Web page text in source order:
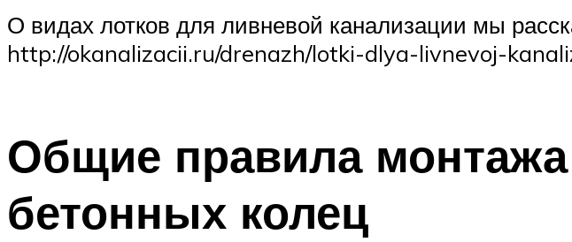
О видах лотков для ливневой канализации мы
http://okanalizacii.ru/drenazh/lotki-dlya-livnevoj-
Общие правила
бетонных колец